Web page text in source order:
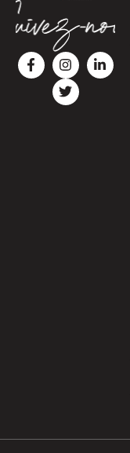
F
a
c
I
n
s
t
a
L
i
n
T
w
i
t
t